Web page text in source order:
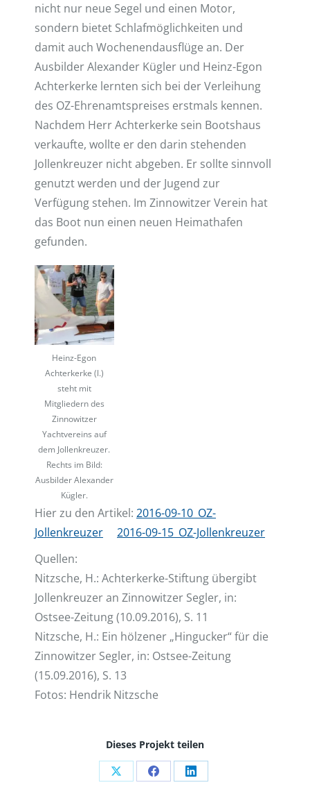
nicht nur neue Segel und einen Motor,
sondern bietet Schlafmöglichkeiten und
damit auch Wochenendausflüge an. Der
Ausbilder Alexander Kügler und Heinz-Egon
Achterkerke lernten sich bei der Verleihung
des OZ-Ehrenamtspreises erstmals kennen.
Nachdem Herr Achterkerke sein Bootshaus
verkaufte, wollte er den darin stehenden
Jollenkreuzer nicht abgeben. Er sollte sinnvoll
genutzt werden und der Jugend zur
Verfügung stehen. Im Zinnowitzer Verein hat
das Boot nun einen neuen Heimathafen
gefunden.
Heinz-Egon
Achterkerke (l.)
steht mit
Mitgliedern des
Zinnowitzer
Yachtvereins auf
dem Jollenkreuzer.
Rechts im Bild:
Ausbilder Alexander
Kügler.
Hier zu den Artikel: 2016-09-10_OZ-
Jollenkreuzer
2016-09-15_OZ-Jollenkreuzer
Quellen:
Nitzsche, H.: Achterkerke-Stiftung übergibt
Jollenkreuzer an Zinnowitzer Segler, in:
Ostsee-Zeitung (10.09.2016), S. 11
Nitzsche, H.: Ein hölzener „Hingucker“ für die
Zinnowitzer Segler, in: Ostsee-Zeitung
(15.09.2016), S. 13
Fotos: Hendrik Nitzsche
Dieses Projekt teilen
Auf Auf Auf